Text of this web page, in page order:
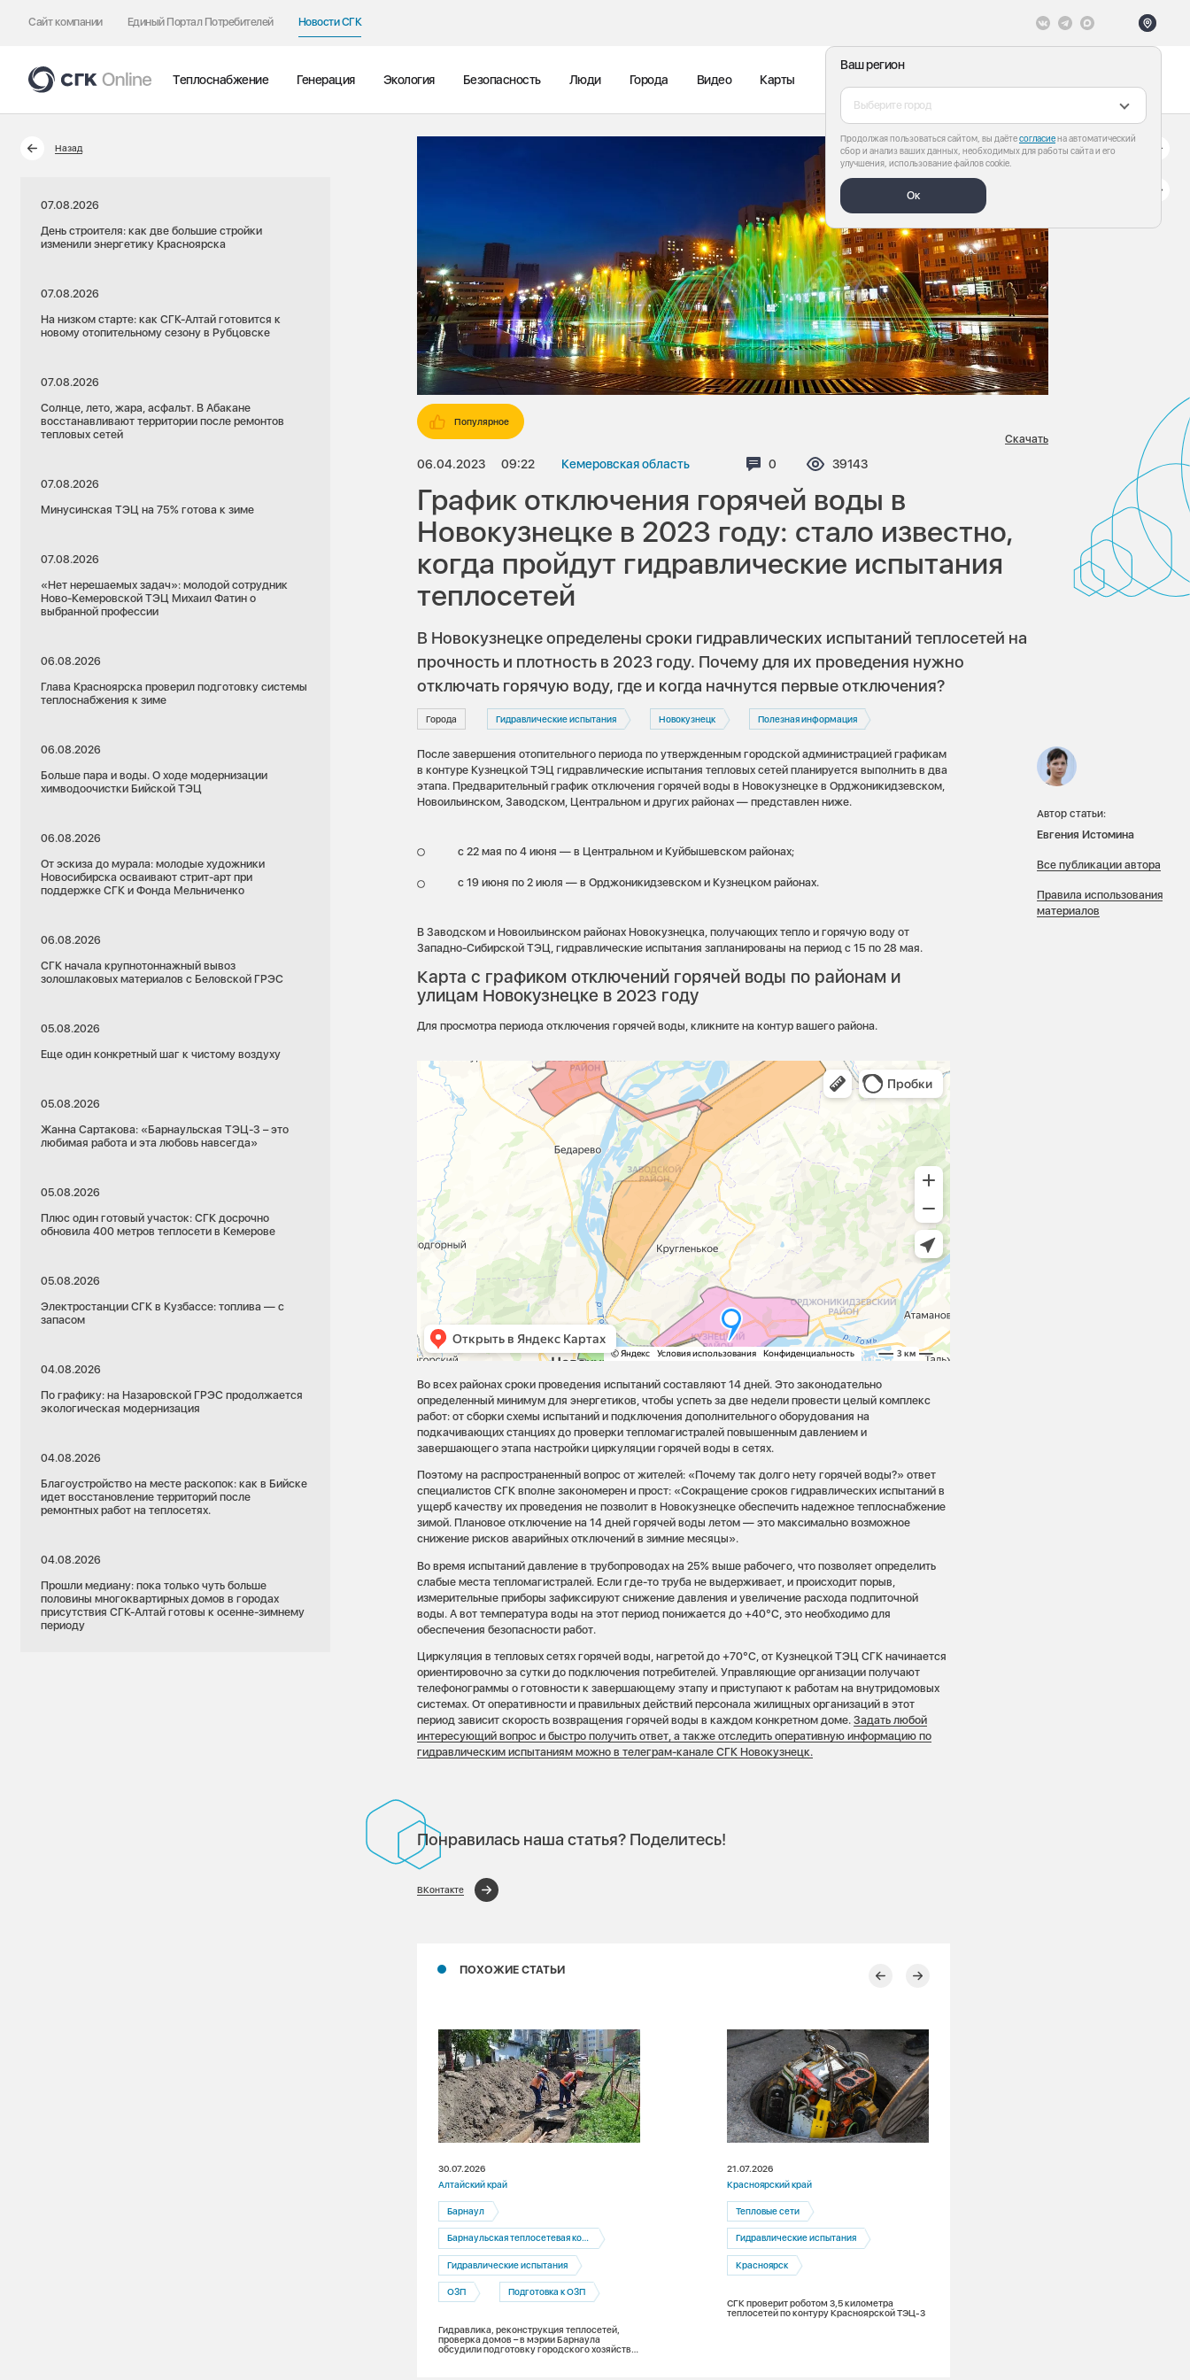
Сайт компании Единый Портал Потребителей Новости СГК
Ваш регион
Выберите город
Продолжая пользоваться сайтом, вы даётесогласиена автоматический
сбор и анализ ваших данных, необходимых для работы сайта и его
улучшения, использование файлов cookie.
Ок
Теплоснабжение Генерация Экология Безопасность Люди Города Видео Карты
Назад
07.08.2026
День строителя: как две большие стройки
изменили энергетику Красноярска
07.08.2026
На низком старте: как СГК-Алтай готовится к
новому отопительному сезону в Рубцовске
07.08.2026
Солнце, лето, жара, асфальт. В Абакане
восстанавливают территории после ремонтов
тепловых сетей
07.08.2026
Минусинская ТЭЦ на 75% готова к зиме
07.08.2026
«Нет нерешаемых задач»: молодой сотрудник
Ново-Кемеровской ТЭЦ Михаил Фатин о
выбранной профессии
06.08.2026
Глава Красноярска проверил подготовку системы
теплоснабжения к зиме
06.08.2026
Больше пара и воды. О ходе модернизации
химводоочистки Бийской ТЭЦ
06.08.2026
От эскиза до мурала: молодые художники
Новосибирска осваивают стрит-арт при
поддержке СГК и Фонда Мельниченко
06.08.2026
СГК начала крупнотоннажный вывоз
золошлаковых материалов с Беловской ГРЭС
05.08.2026
Еще один конкретный шаг к чистому воздуху
05.08.2026
Жанна Сартакова: «Барнаульская ТЭЦ-3 – это
любимая работа и эта любовь навсегда»
05.08.2026
Плюс один готовый участок: СГК досрочно
обновила 400 метров теплосети в Кемерове
05.08.2026
Электростанции СГК в Кузбассе: топлива — с
запасом
04.08.2026
По графику: на Назаровской ГРЭС продолжается
экологическая модернизация
04.08.2026
Благоустройство на месте раскопок: как в Бийске
идет восстановление территорий после
ремонтных работ на теплосетях.
04.08.2026
Прошли медиану: пока только чуть больше
половины многоквартирных домов в городах
присутствия СГК-Алтай готовы к осенне-зимнему
периоду
Популярное
06.04.2023 09:22 Кемеровская область Комментариев:
0 Просмотров:
39143
Скачать
График отключения горячей воды в
Новокузнецке в 2023 году: стало известно,
когда пройдут гидравлические испытания
теплосетей
В Новокузнецке определены сроки гидравлических испытаний теплосетей на
прочность и плотность в 2023 году. Почему для их проведения нужно
отключать горячую воду, где и когда начнутся первые отключения?
Города Гидравлические испытания Новокузнецк Полезная информация
После завершения отопительного периода по утвержденным городской администрацией графикам
в контуре Кузнецкой ТЭЦ гидравлические испытания тепловых сетей планируется выполнить в два
этапа. Предварительный график отключения горячей воды в Новокузнецке в Орджоникидзевском,
Новоильинском, Заводском, Центральном и других районах — представлен ниже.
с 22 мая по 4 июня — в Центральном и Куйбышевском районах;
с 19 июня по 2 июля — в Орджоникидзевском и Кузнецком районах.
В Заводском и Новоильинском районах Новокузнецка, получающих тепло и горячую воду от
Западно-Сибирской ТЭЦ, гидравлические испытания запланированы на период с 15 по 28 мая.
Карта с графиком отключений горячей воды по районам и
улицам Новокузнецке в 2023 году
Для просмотра периода отключения горячей воды, кликните на контур вашего района.
Во всех районах сроки проведения испытаний составляют 14 дней. Это законодательно
определенный минимум для энергетиков, чтобы успеть за две недели провести целый комплекс
работ: от сборки схемы испытаний и подключения дополнительного оборудования на
подкачивающих станциях до проверки тепломагистралей повышенным давлением и
завершающего этапа настройки циркуляции горячей воды в сетях.
Поэтому на распространенный вопрос от жителей: «Почему так долго нету горячей воды?» ответ
специалистов СГК вполне закономерен и прост: «Сокращение сроков гидравлических испытаний в
ущерб качеству их проведения не позволит в Новокузнецке обеспечить надежное теплоснабжение
зимой. Плановое отключение на 14 дней горячей воды летом — это максимально возможное
снижение рисков аварийных отключений в зимние месяцы».
Во время испытаний давление в трубопроводах на 25% выше рабочего, что позволяет определить
слабые места тепломагистралей. Если где-то труба не выдерживает, и происходит порыв,
измерительные приборы зафиксируют снижение давления и увеличение расхода подпиточной
воды. А вот температура воды на этот период понижается до +40°C, это необходимо для
обеспечения безопасности работ.
Циркуляция в тепловых сетях горячей воды, нагретой до +70°С, от Кузнецкой ТЭЦ СГК начинается
ориентировочно за сутки до подключения потребителей. Управляющие организации получают
телефонограммы о готовности к завершающему этапу и приступают к работам на внутридомовых
системах. От оперативности и правильных действий персонала жилищных организаций в этот
период зависит скорость возвращения горячей воды в каждом конкретном доме.Задать любой
интересующий вопрос и быстро получить ответ, а также отследить оперативную информацию по
гидравлическим испытаниям можно в телеграм-канале СГК Новокузнецк.
Понравилась наша статья? Поделитесь!
ВКонтакте
ПОХОЖИЕ СТАТЬИ
30.07.2026
Алтайский край
Барнаул
Барнаульская теплосетевая компания
Гидравлические испытания
ОЗП Подготовка к ОЗП
Гидравлика, реконструкция теплосетей,
проверка домов – в мэрии Барнаула
обсудили подготовку городского хозяйства
21.07.2026
Красноярский край
Тепловые сети
Гидравлические испытания
Красноярск
СГК проверит роботом 3,5 километра
теплосетей по контуру Красноярской ТЭЦ-3
Автор статьи:
Евгения Истомина
Все публикации автора
Правила использования
материалов